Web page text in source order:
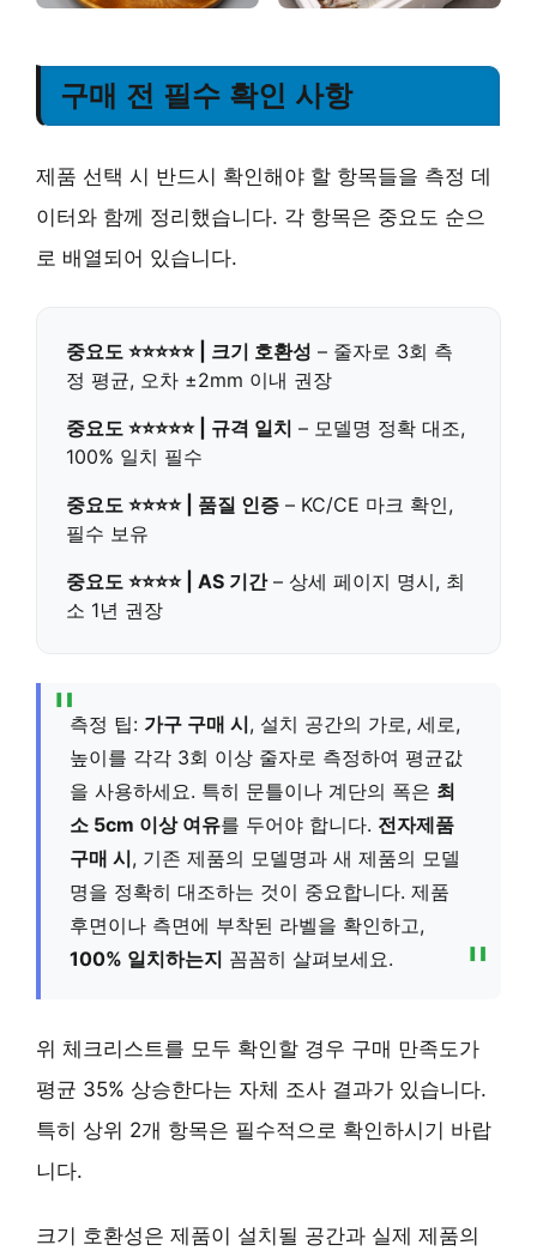
구매 전 필수 확인 사항
제품 선택 시 반드시 확인해야 할 항목들을 측정 데
이터와 함께 정리했습니다. 각 항목은 중요도 순으
로 배열되어 있습니다.
중요도 ⭐⭐⭐⭐⭐ | 크기 호환성 – 줄자로 3회 측
정 평균, 오차 ±2mm 이내 권장
중요도 ⭐⭐⭐⭐⭐ | 규격 일치 – 모델명 정확 대조,
100% 일치 필수
중요도 ⭐⭐⭐⭐ | 품질 인증 – KC/CE 마크 확인,
필수 보유
중요도 ⭐⭐⭐⭐ | AS 기간– 상세 페이지 명시, 최
소 1년 권장
측정 팁: 가구 구매 시, 설치 공간의 가로, 세로,
높이를 각각 3회 이상 줄자로 측정하여 평균값
을 사용하세요. 특히 문틀이나 계단의 폭은 최
소 5cm 이상 여유를 두어야 합니다. 전자제품
구매 시, 기존 제품의 모델명과 새 제품의 모델
명을 정확히 대조하는 것이 중요합니다. 제품
후면이나 측면에 부착된 라벨을 확인하고,
100% 일치하는지 꼼꼼히 살펴보세요.
위 체크리스트를 모두 확인할 경우 구매 만족도가
평균 35% 상승한다는 자체 조사 결과가 있습니다.
특히 상위 2개 항목은 필수적으로 확인하시기 바랍
니다.
크기 호환성은 제품이 설치될 공간과 실제 제품의